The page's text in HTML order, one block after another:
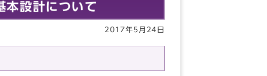
設計について
2017年5月24日